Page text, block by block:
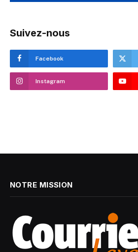
Suivez-nous
Facebook
Instagram
NOTRE MISSION